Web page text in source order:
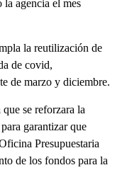
la agencia el mes
la reutilización de
de covid,
de marzo y diciembre.
se reforzara la
garantizar que
Presupuestaria
de los fondos para la